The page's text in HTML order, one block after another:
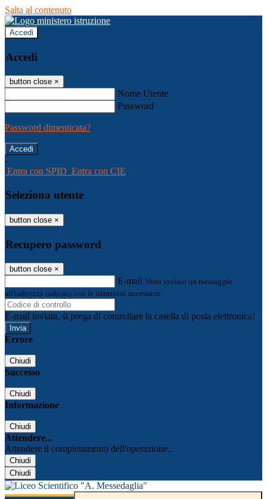
Salta al contenuto
Accedi
Accedi
button close ×
Nome Utente
Password
Password dimenticata?
-
Entra con SPID Entra con CIE
Seleziona utente
button close ×
Recupero password
button close ×
E-mail Verrà inviato un messaggio
all'indirizzo indicato con le istruzioni necessarie.
E-mail inviata, si prega di controllare la casella di posta elettronica!
Errore
Chiudi
Successo
Chiudi
Informazione
Chiudi
Attendere...
Attendere il completamento dell'operazione...
Chiudi
Chiudi